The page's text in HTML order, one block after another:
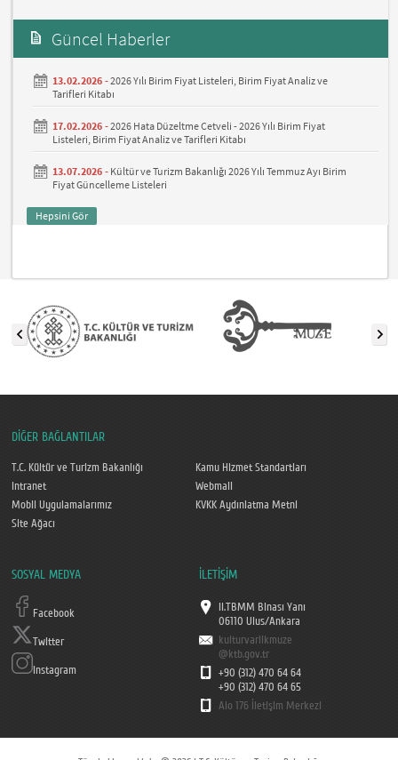
Güncel Haberler
13.02.2026 -2026 Yılı Birim Fiyat Listeleri, Birim Fiyat Analiz ve
Tarifleri Kitabı
17.02.2026 -2026 Hata Düzeltme Cetveli - 2026 Yılı Birim Fiyat
Listeleri, Birim Fiyat Analiz ve Tarifleri Kitabı
13.07.2026 - Kültür ve Turizm Bakanlığı 2026 Yılı Temmuz Ayı Birim
Fiyat Güncelleme Listeleri
Hepsini Gör
DİĞER BAĞLANTILAR
T.C. Kültür ve Turizm Bakanlığı
Kamu Hizmet Standartları
Intranet
Webmail
Mobil Uygulamalarımız
KVKK Aydınlatma Metni
Site Ağacı
SOSYAL MEDYA
Facebook
Twitter
Instagram
İLETİŞİM
II.TBMM Binası Yanı
06110 Ulus/Ankara
kulturvarlikmuze
@ktb.gov.tr
+90 (312) 470 64 64
+90 (312) 470 64 65
Alo 176 İletişim Merkezi